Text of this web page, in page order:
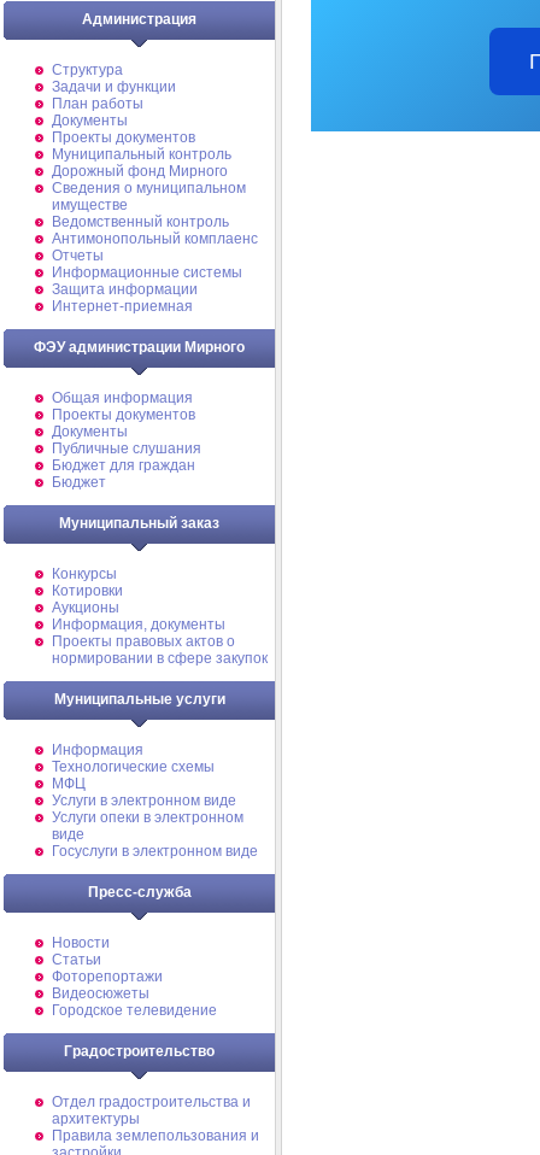
Администрация
Структура
Задачи и функции
План работы
Документы
Проекты документов
Муниципальный контроль
Дорожный фонд Мирного
Cведения о муниципальном
имуществе
Ведомственный контроль
Антимонопольный комплаенс
Отчеты
Информационные системы
Защита информации
Интернет-приемная
ФЭУ администрации Мирного
Общая информация
Проекты документов
Документы
Публичные слушания
Бюджет для граждан
Бюджет
Муниципальный заказ
Конкурсы
Котировки
Аукционы
Информация, документы
Проекты правовых актов о
нормировании в сфере закупок
Муниципальные услуги
Информация
Технологические схемы
МФЦ
Услуги в электронном виде
Услуги опеки в электронном
виде
Госуслуги в электронном виде
Пресс-служба
Новости
Статьи
Фоторепортажи
Видеосюжеты
Городское телевидение
Градостроительство
Отдел градостроительства и
архитектуры
Правила землепользования и